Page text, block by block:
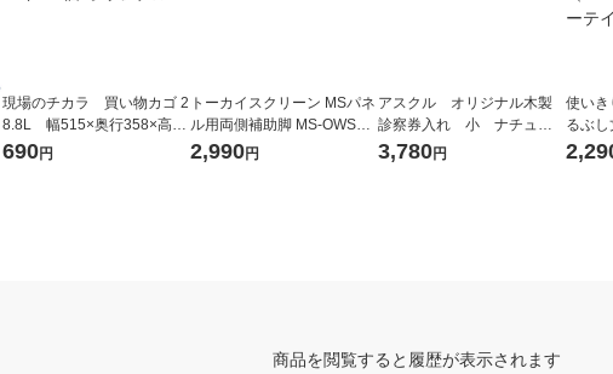
現場のチカラ 買い物カゴ 2
8.8L 幅515×奥行358×高さ
252mm カーキ 1個 オリ
690円
トーカイスクリーン MSパネ
ル用両側補助脚 MS-OWST 1
セット
2,990円
アスクル オリジナル木製
診察券入れ 小 ナチュラ
ル オリジナル
3,780円
使い
るぶ
商品を閲覧すると履歴が表示されます